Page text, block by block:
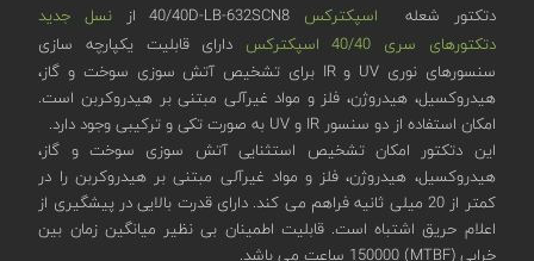
دتکتور شعله اسپکترکس
نسل جدید
دتکتورهای سری 40/40 اسپکترکس
دارای قابلیت یکپارچه سازی
سنسورهای نوری UV و IR برای تشخیص آتش سوزی سوخت و گاز،
هیدروکسیل، هیدروژن، فلز و مواد غیرآلی مبتنی بر هیدروکربن است.
امکان استفاده از دو سنسور IR و UV به صورت تکی و ترکیبی وجود دارد.
این دتکتور امکان تشخیص استثنایی آتش سوزی سوخت و گاز،
هیدروکسیل، هیدروژن، فلز و مواد غیرآلی مبتنی بر هیدروکربن را در
کمتر از 20 میلی ثانیه فراهم می کند. دارای قدرت بالایی در پیشگیری از
اعلام حریق اشتباه است. قابلیت اطمینان بی نظیر میانگین زمان بین
خرابی (MTBF) 150000 ساعت می باشد.